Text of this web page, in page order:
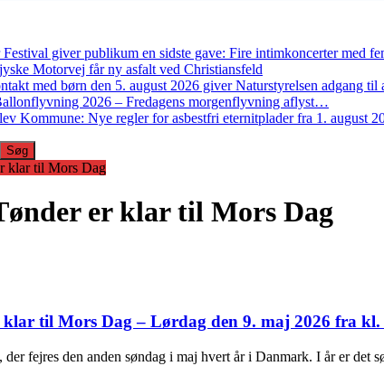
giver publikum en sidste gave: Fire intimkoncerter med
Motorvej får ny asfalt ved Christiansfeld
med børn den 5. august 2026 giver Naturstyrelsen adgang til
2026 – Fredagens morgenflyvning aflyst…
Kommune: Nye regler for asbestfri eternitplader fra 1. august
klar til Mors Dag
er klar til Mors Dag
til Mors Dag – Lørdag den 9. maj 2026 fra kl.
fejres den anden søndag i maj hvert år i Danmark. I år er det